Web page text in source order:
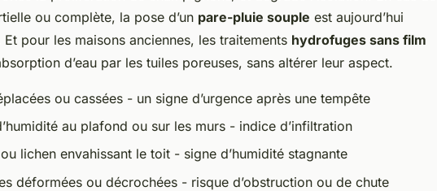
ou complète, la pose d’un pare-pluie souple est aujourd’hui
Et pour les maisons anciennes, les traitements hydrofuges sans film
d’eau par les tuiles poreuses, sans altérer leur aspect.
ou cassées - un signe d’urgence après une tempête
au plafond ou sur les murs - indice d’infiltration
lichen envahissant le toit - signe d’humidité stagnante
déformées ou décrochées - risque d’obstruction ou de chute